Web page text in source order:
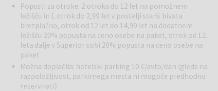
in bogati kulturni dediščini, kar ga uvršča med priljubljene destinacije
za sproščen ali aktiven oddih.
Popusti za otroke: 2 otroka do 12 let na pomožnem
ležišču in 1 otrok do 2,99 let v postelji starši bivata
brezplačno, otrok od 12 let do 14,99 let na dodatnem
ležišču 20% popusta na ceno osebe na paket, otrok od 12.
leta dalje v Superior sobi 20% popusta na ceno osebe na
paket
Možna doplačila: hotelski parking 10 €/avto/dan (glede na
razpoložljivost, parkirnega mesta ni mogoče predhodno
rezervirati)